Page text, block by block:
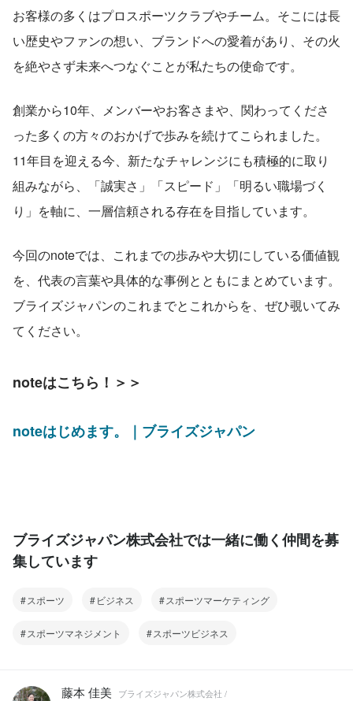
お客様の多くはプロスポーツクラブやチーム。そこには長
い歴史やファンの想い、ブランドへの愛着があり、その火
を絶やさず未来へつなぐことが私たちの使命です。
創業から10年、メンバーやお客さまや、関わってくださ
った多くの方々のおかげで歩みを続けてこられました。
11年目を迎える今、新たなチャレンジにも積極的に取り
組みながら、「誠実さ」「スピード」「明るい職場づく
り」を軸に、一層信頼される存在を目指しています。
今回のnoteでは、これまでの歩みや大切にしている価値観
を、代表の言葉や具体的な事例とともにまとめています。
ブライズジャパンのこれまでとこれからを、ぜひ覗いてみ
てください。
noteはこちら！＞＞
noteはじめます。｜ブライズジャパン
ブライズジャパン株式会社では一緒に働く仲間を募
集しています
スポーツ ビジネス スポーツマーケティング
スポーツマネジメント スポーツビジネス
藤本 佳美 ブライズジャパン株式会社 /